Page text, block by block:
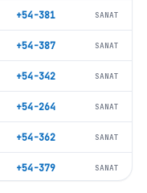
+54-381 SANAT
+54-387 SANAT
+54-342 SANAT
+54-264 SANAT
+54-362 SANAT
+54-379 SANAT